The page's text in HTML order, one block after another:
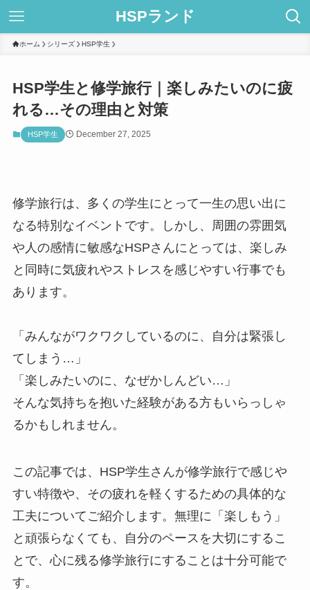
HSPランド
ホーム シリーズ HSP学生
HSP学生と修学旅行｜楽しみたいのに疲
れる…その理由と対策
HSP学生 December 27, 2025
修学旅行は、多くの学生にとって一生の思い出に
なる特別なイベントです。しかし、周囲の雰囲気
や人の感情に敏感なHSPさんにとっては、楽しみ
と同時に気疲れやストレスを感じやすい行事でも
あります。
「みんながワクワクしているのに、自分は緊張し
てしまう…」
「楽しみたいのに、なぜかしんどい…」
そんな気持ちを抱いた経験がある方もいらっしゃ
るかもしれません。
この記事では、HSP学生さんが修学旅行で感じや
すい特徴や、その疲れを軽くするための具体的な
工夫についてご紹介します。無理に「楽しもう」
と頑張らなくても、自分のペースを大切にするこ
とで、心に残る修学旅行にすることは十分可能で
す。